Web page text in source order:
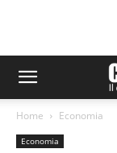
Home Economia
Economia